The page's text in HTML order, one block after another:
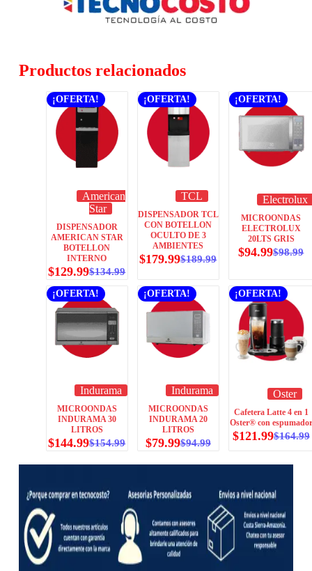
Productos relacionados
¡OFERTA!
American
Star
DISPENSADOR
AMERICAN STAR
BOTELLON
INTERNO
$134.99
$129.99
¡OFERTA!
TCL
DISPENSADOR TCL
CON BOTELLON
OCULTO DE 3
AMBIENTES
$189.99
$179.99
¡OFERTA!
Electrolux
MICROONDAS
ELECTROLUX
20LTS GRIS
$98.99
$94.99
¡OFERTA!
Indurama
MICROONDAS
INDURAMA 30
LITROS
$154.99
$144.99
¡OFERTA!
Indurama
MICROONDAS
INDURAMA 20
LITROS
$94.99
$79.99
¡OFERTA!
Oster
Cafetera Latte 4 en 1
Oster® con espumador
$164.99
$121.99